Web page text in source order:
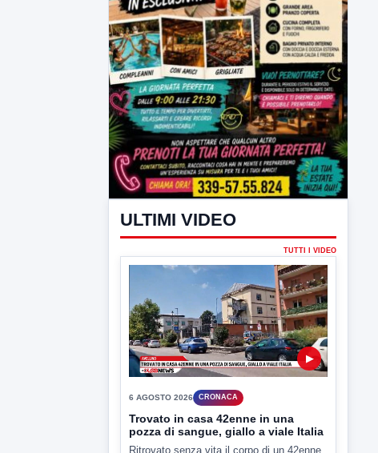
TUTTI I VIDEO
▶
6 AGOSTO 2026 CRONACA
Trovato in casa 42enne in una
Ritrovato senza vita il corpo di un 42enne
in un...
▶
CRONACA
"Sistema Caprio", Procura S.Maria
CV chiede rinvio a giudizio per 54